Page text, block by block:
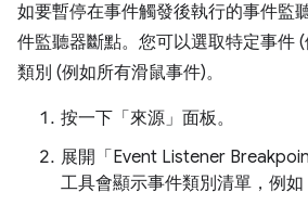
如要暫停在事件觸發後執行的事件監
件監聽器斷點。您可以選取特定事件 (
類別 (例如所有滑鼠事件)。
按一下「來源」 面板。
展開「Event Listener
工具會顯示事件類別清單，例如